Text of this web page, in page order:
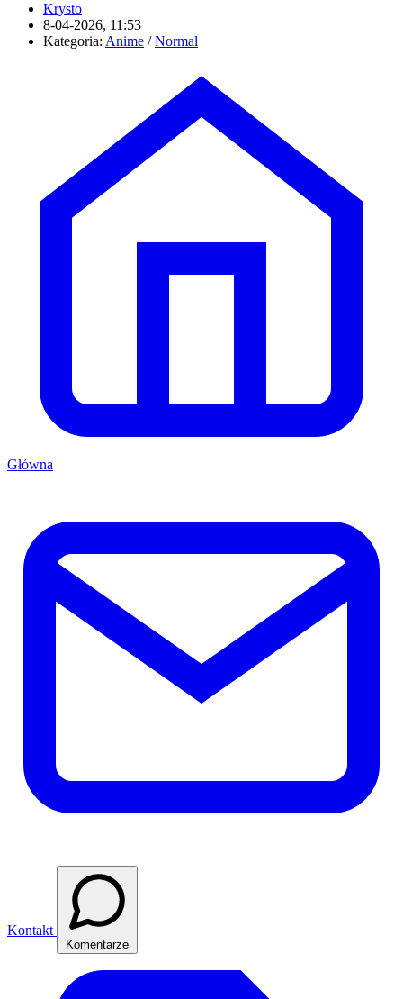
Krysto
8-04-2026, 11:53
Kategoria: Anime /Normal
Główna
Kontakt
Komentarze